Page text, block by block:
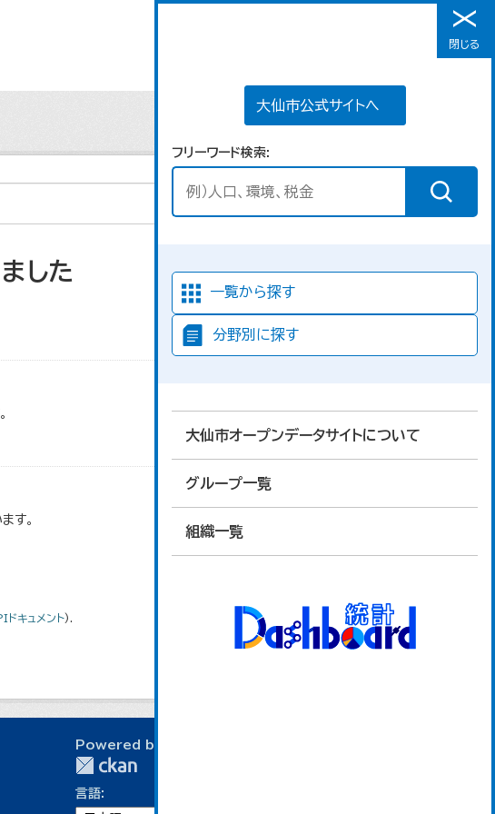
メニュー
大仙市公式サイトへ
フリーワード検索
一覧から探す
分野別に探す
大仙市オープンデータサイトについて
グループ一覧
組織一覧
閉じる
した
す。
ドキュメント).
Powered by
言語